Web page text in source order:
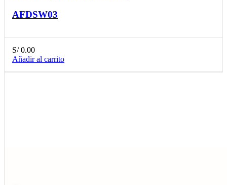
AFDSW03
S/0.00
Añadir al carrito